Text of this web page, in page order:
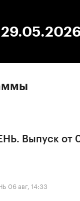
Выпуск от
06 авг, 14:33